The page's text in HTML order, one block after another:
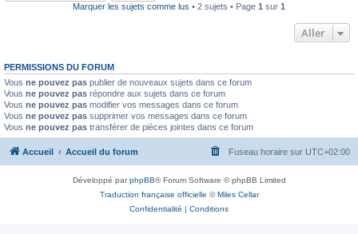
Marquer les sujets comme lus • 2 sujets • Page 1 sur 1
Aller
PERMISSIONS DU FORUM
Vous ne pouvez pas publier de nouveaux sujets dans ce forum
Vous ne pouvez pas répondre aux sujets dans ce forum
Vous ne pouvez pas modifier vos messages dans ce forum
Vous ne pouvez pas supprimer vos messages dans ce forum
Vous ne pouvez pas transférer de pièces jointes dans ce forum
Accueil Accueil du forum Fuseau horaire sur UTC+02:00
Développé parphpBB® Forum Software © phpBB Limited
Traduction française officielle ©Miles Cellar
Confidentialité | Conditions